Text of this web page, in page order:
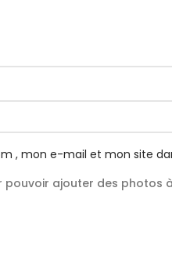
, mon e-mail et mon site
ajouter des photos